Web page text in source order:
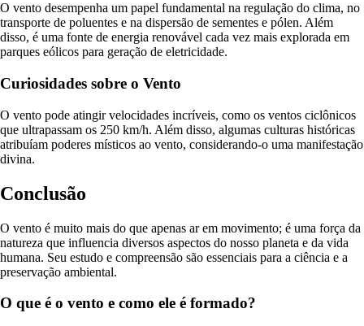
O vento desempenha um papel fundamental na regulação do clima, no
transporte de poluentes e na dispersão de sementes e pólen. Além
disso, é uma fonte de energia renovável cada vez mais explorada em
parques eólicos para geração de eletricidade.
Curiosidades sobre o Vento
O vento pode atingir velocidades incríveis, como os ventos ciclônicos
que ultrapassam os 250 km/h. Além disso, algumas culturas históricas
atribuíam poderes místicos ao vento, considerando-o uma manifestação
divina.
Conclusão
O vento é muito mais do que apenas ar em movimento; é uma força da
natureza que influencia diversos aspectos do nosso planeta e da vida
humana. Seu estudo e compreensão são essenciais para a ciência e a
preservação ambiental.
O que é o vento e como ele é formado?